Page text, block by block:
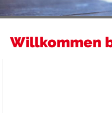
Willkommen